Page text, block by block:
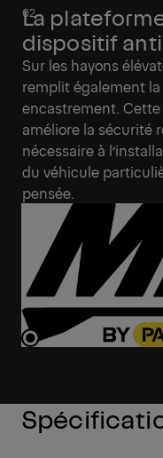
La
dispositif
Sur les hayons
remplit également
encastrement.
améliore la sécurité
nécessaire à
du véhicule
pensée.